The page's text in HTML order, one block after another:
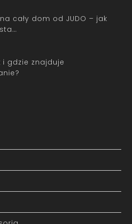
cały dom od JUDO – jak
i gdzie znajduje